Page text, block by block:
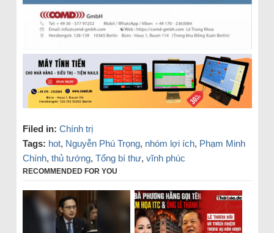
Filed in: Chính trị
Tags: hot, Nguyễn Phú Trọng, nhóm lợi ích, Phạm Minh
Chính, thủ tướng, Tổng bí thư, vĩnh phúc
RECOMMENDED FOR YOU